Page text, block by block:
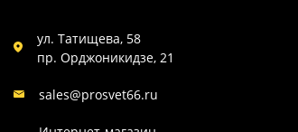
ул. Татищева, 58
пр. Орджоникидзе, 21
sales@prosvet66.ru